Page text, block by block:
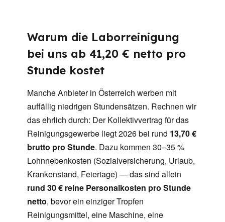
Warum die Laborreinigung
bei uns ab 41,20 € netto pro
Stunde kostet
Manche Anbieter in Österreich werben mit
auffällig niedrigen Stundensätzen. Rechnen wir
das ehrlich durch: Der Kollektivvertrag für das
Reinigungsgewerbe liegt 2026 bei rund 13,70 €
brutto pro Stunde. Dazu kommen 30–35 %
Lohnnebenkosten (Sozialversicherung, Urlaub,
Krankenstand, Feiertage) — das sind allein
rund 30 € reine Personalkosten pro Stunde
netto, bevor ein einziger Tropfen
Reinigungsmittel, eine Maschine, eine